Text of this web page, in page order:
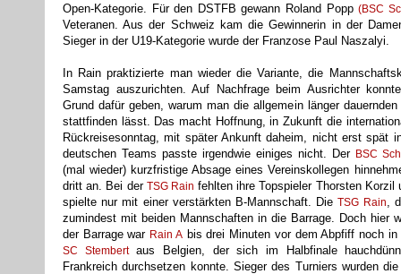
Open-Kategorie. Für den DSTFB gewann Roland Popp(BSC
Veteranen. Aus der Schweiz kam die Gewinnerin in der
Sieger in der U19-Kategorie wurde der Franzose Paul Naszalyi.
In Rain praktizierte man wieder die Variante, die
Samstag auszurichten. Auf Nachfrage beim Ausrichter
Grund dafür geben, warum man die allgemein länger
stattfinden lässt. Das macht Hoffnung, in Zukunft die
Rückreisesonntag, mit später Ankunft daheim, nicht erst spät
deutschen Teams passte irgendwie einiges nicht. Der BSC
(mal wieder) kurzfristige Absage eines Vereinskollegen
dritt an. Bei der TSG Rain fehlten ihre Topspieler Thorsten Korzil
spielte nur mit einer verstärkten B-Mannschaft. DieTSG Rain ,
zumindest mit beiden Mannschaften in die Barrage. Doch hier
der Barrage war Rain Abis drei Minuten vor dem Abpfiff noch
SC Stembertaus Belgien, der sich im Halbfinale
Frankreich durchsetzen konnte. Sieger des Turniers wurden